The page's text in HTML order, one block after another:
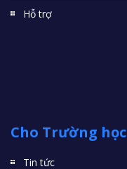
Hỗ trợ
Cho Trường học
Tin tức